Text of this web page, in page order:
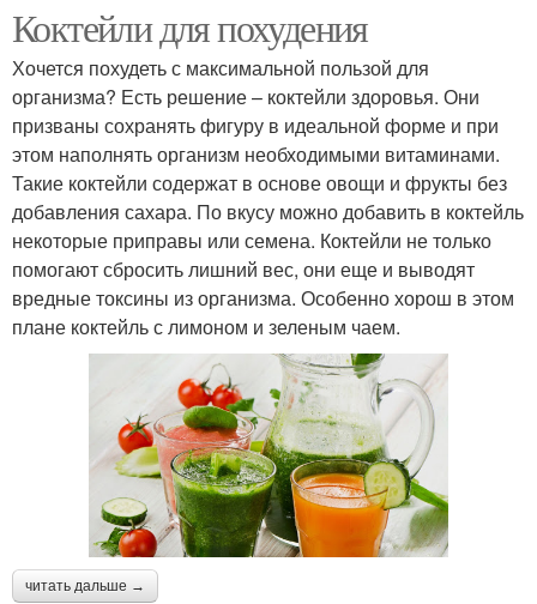
Коктейли для похудения
Хочется похудеть с максимальной пользой для
организма? Есть решение – коктейли здоровья. Они
призваны сохранять фигуру в идеальной форме и при
этом наполнять организм необходимыми витаминами.
Такие коктейли содержат в основе овощи и фрукты без
добавления сахара. По вкусу можно добавить в коктейль
некоторые приправы или семена. Коктейли не только
помогают сбросить лишний вес, они еще и выводят
вредные токсины из организма. Особенно хорош в этом
плане коктейль с лимоном и зеленым чаем.
читать дальше →